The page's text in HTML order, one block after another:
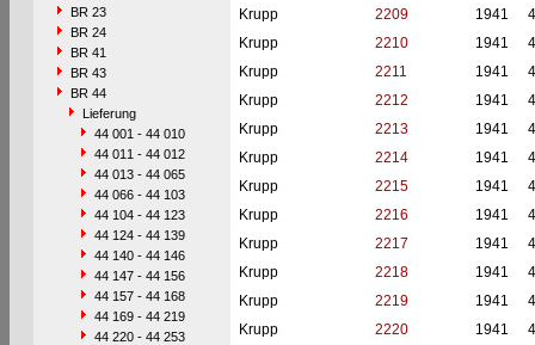
BR 23
BR 24
BR 41
BR 43
BR 44
Lieferung
44 001 - 44 010
44 011 - 44 012
44 013 - 44 065
44 066 - 44 103
44 104 - 44 123
44 124 - 44 139
44 140 - 44 146
44 147 - 44 156
44 157 - 44 168
44 169 - 44 219
44 220 - 44 253
Krupp
2209 1941
Krupp
2210 1941
Krupp
2211 1941
Krupp
2212 1941
Krupp
2213 1941
Krupp
2214 1941
Krupp
2215 1941
Krupp
2216 1941
Krupp
2217 1941
Krupp
2218 1941
Krupp
2219 1941
Krupp
2220 1941